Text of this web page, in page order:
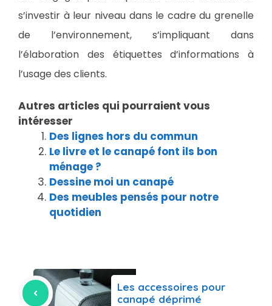
s’investir à leur niveau dans le cadre du grenelle
de l’environnement, s’impliquant dans
l’élaboration des étiquettes d’informations à
l’usage des clients.
Autres articles qui pourraient vous
intéresser
Des lignes hors du commun
Le livre et le canapé font ils bon
ménage ?
Dessine moi un canapé
Des meubles pensés pour notre
quotidien
Les accessoires pour
canapé déprimé